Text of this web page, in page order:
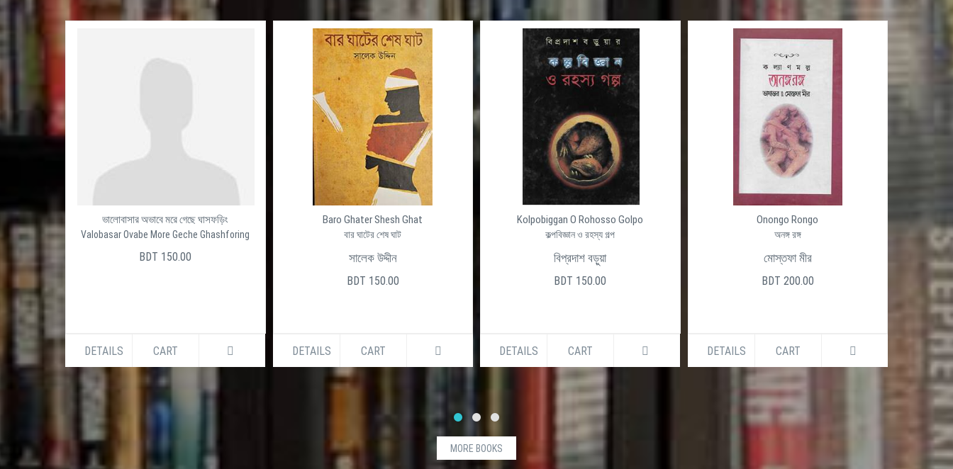
ভালোবাসার অভাবে মরে গেছে ঘাসফড়িং
Valobasar Ovabe More Geche Ghashforing
BDT 150.00
DETAILS CART
Baro Ghater Shesh Ghat
বার ঘাটের শেষ ঘাট
সালেক উদ্দীন
BDT 150.00
DETAILS CART
Kolpobiggan O Rohosso Golpo
কল্পবিজ্ঞান ও রহস্য গল্প
বিপ্রদাশ বড়ুয়া
BDT 150.00
DETAILS CART
Onongo Rongo
অনঙ্গ রঙ্গ
মোস্তফা মীর
BDT 200.00
DETAILS CART DETAILS
MORE BOOKS